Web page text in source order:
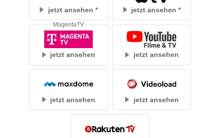
jetzt ansehen jetzt ansehen
jetzt ansehen
MagentaTV
jetzt ansehen
jetzt ansehen jetzt ansehen